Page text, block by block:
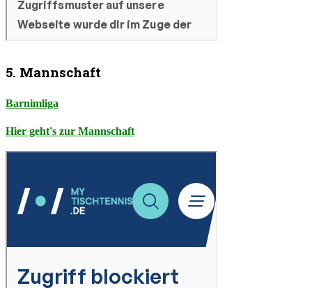
5. Mannschaft
Barnimliga
Hier geht's zur Mannschaft